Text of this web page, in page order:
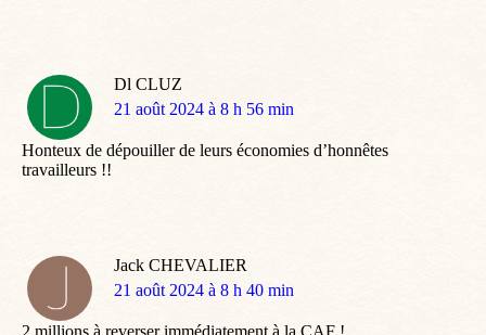
Dl CLUZ
dit
21 août 2024 à 8 h 56 min
Honteux de dépouiller de leurs économies d’honnêtes
travailleurs !!
Jack CHEVALIER
dit
21 août 2024 à 8 h 40 min